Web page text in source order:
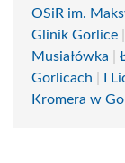
OSiR im.
Glinik Gorlice
Musiałówka
Gorlicach
I
Kromera w